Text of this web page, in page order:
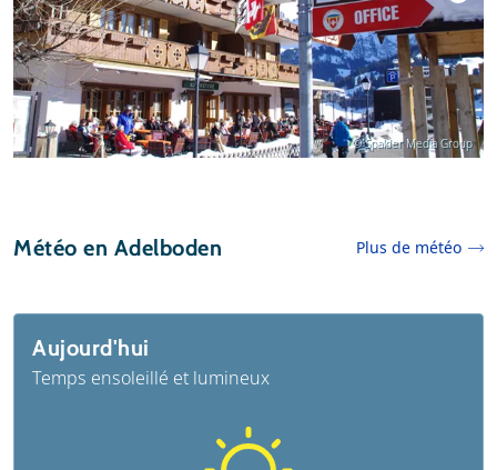
© Spalder Media Group
Météo en Adelboden Plus de météo
Aujourd'hui
Temps ensoleillé et lumineux